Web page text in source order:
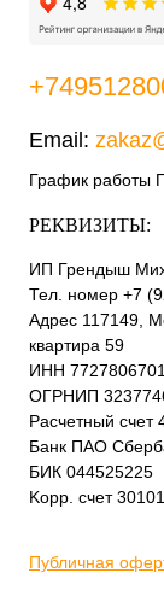
Email:
График работы
РЕКВИЗИТЫ:
ИП Грендыш
Тел. номер +7
Адрес 117149,
квартира 59
ИНН
ОГРНИП
Расчетный счет
Банк ПАО
БИК 044525225
Kорр. счет
Публичная